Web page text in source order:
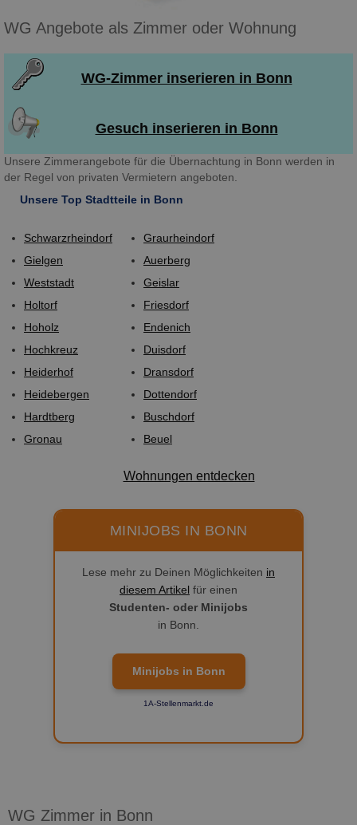
WG Angebote als Zimmer oder Wohnung
WG-Zimmer inserieren in Bonn
Gesuch inserieren in Bonn
Unsere Zimmerangebote für die Übernachtung in Bonn werden in
der Regel von privaten Vermietern angeboten.
Unsere Top Stadtteile in Bonn
Schwarzrheindorf
Gielgen
Weststadt
Holtorf
Hoholz
Hochkreuz
Heiderhof
Heidebergen
Hardtberg
Gronau
Graurheindorf
Auerberg
Geislar
Friesdorf
Endenich
Duisdorf
Dransdorf
Dottendorf
Buschdorf
Beuel
Wohnungen entdecken
MINIJOBS IN BONN
Lese mehr zu Deinen Möglichkeiten in
diesem Artikel für einen
Studenten- oder Minijobs
in Bonn.
Minijobs in Bonn
1A-Stellenmarkt.de
WG Zimmer in Bonn